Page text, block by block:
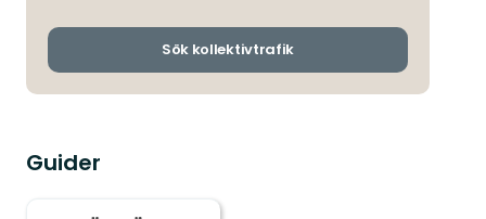
och
Sök kollektivtrafik
Guider